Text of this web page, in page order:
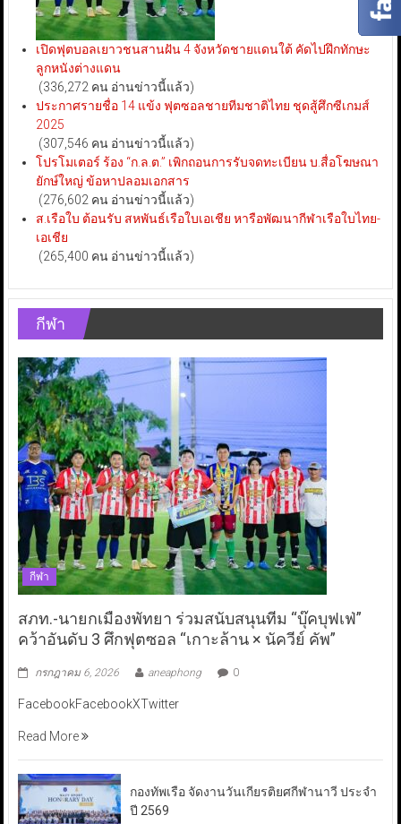
เปิดฟุตบอลเยาวชนสานฝัน 4 จังหวัดชายแดนใต้ คัดไปฝึกทักษะ
ลูกหนังต่างแดน
(336,272 คน อ่านข่าวนี้แล้ว)
ประกาศรายชื่อ 14 แข้ง ฟุตซอลชายทีมชาติไทย ชุดสู้ศึกซีเกมส์
2025
(307,546 คน อ่านข่าวนี้แล้ว)
โปรโมเตอร์ ร้อง “ก.ล.ต.” เพิกถอนการรับจดทะเบียน บ.สื่อโฆษณา
ยักษ์ใหญ่ ข้อหาปลอมเอกสาร
(276,602 คน อ่านข่าวนี้แล้ว)
ส.เรือใบ ต้อนรับ สหพันธ์เรือใบเอเชีย หารือพัฒนากีฬาเรือใบไทย-
เอเชีย
(265,400 คน อ่านข่าวนี้แล้ว)
กีฬา
กีฬา
สภท.-นายกเมืองพัทยา ร่วมสนับสนุนทีม “บุ๊คบุฟเฟ่”
คว้าอันดับ 3 ศึกฟุตซอล “เกาะล้าน × นัควีย์ คัพ”
กรกฎาคม 6, 2026 aneaphong 0
FacebookFacebookXTwitter
Read More
กองทัพเรือ จัดงานวันเกียรติยศกีฬานาวี ประจำ
ปี 2569